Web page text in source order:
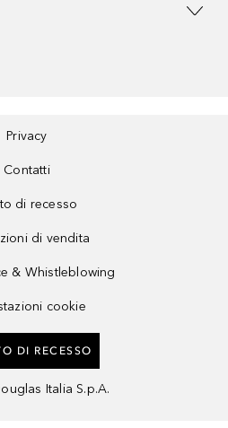
Privacy
Contatti
di recesso
di vendita
& Whistleblowing
cookie
DI RECESSO
Italia S.p.A.